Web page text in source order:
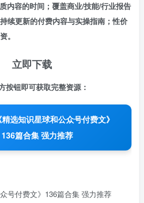
内容的时间；覆盖商业/技能/行业报告
续更新的付费内容与实操指南；性价
。
立即下载
按钮即可获取完整资源：
选知识星球和公众号付费文》
136篇合集 强力推荐
号付费文》136篇合集 强力推荐